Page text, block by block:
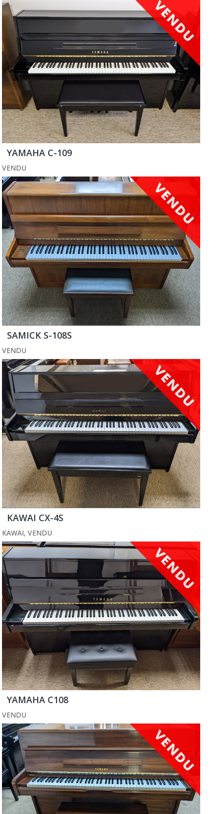
YAMAHA C-109
VENDU
SAMICK S-108S
VENDU
KAWAI CX-4S
KAWAI, VENDU
YAMAHA C108
VENDU